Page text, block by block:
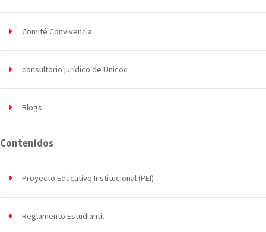
Comité Convivencia
consultorio jurídico de Unicoc
Blogs
Contenidos
Proyecto Educativo Institucional (PEI)
Reglamento Estudiantil